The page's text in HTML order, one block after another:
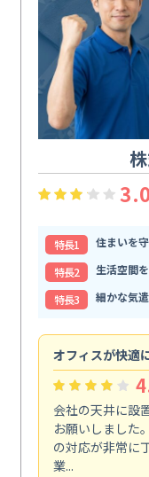
特⻑1
住まいを
特⻑2
生活空間
特⻑3
細かな気
オフィスが快適
会社の天井に設
お願いしました
の対応が非常に
業...